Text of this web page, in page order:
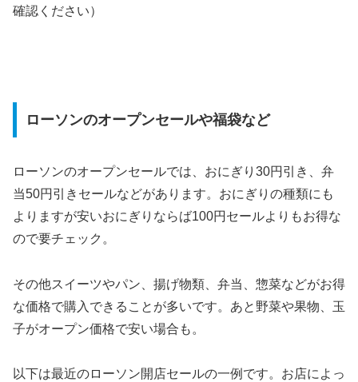
確認ください）
ローソンのオープンセールや福袋など
ローソンのオープンセールでは、おにぎり30円引き、弁
当50円引きセールなどがあります。おにぎりの種類にも
よりますが安いおにぎりならば100円セールよりもお得な
ので要チェック。
その他スイーツやパン、揚げ物類、弁当、惣菜などがお得
な価格で購入できることが多いです。あと野菜や果物、玉
子がオープン価格で安い場合も。
以下は最近のローソン開店セールの一例です。お店によっ